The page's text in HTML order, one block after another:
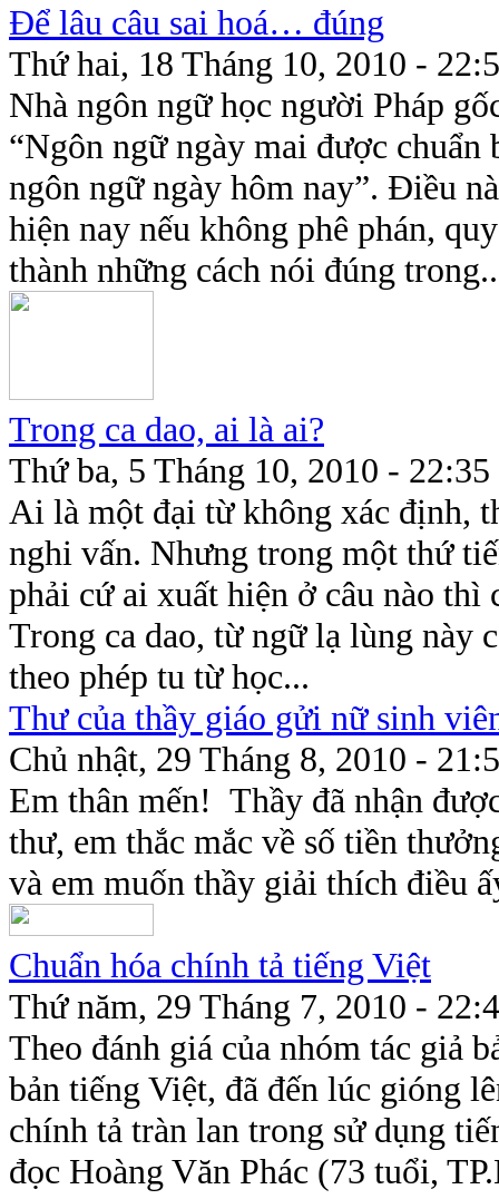
Để lâu câu sai hoá… đúng
Thứ hai, 18 Tháng 10, 2010 -
Nhà ngôn ngữ học người Pháp
“Ngôn ngữ ngày mai được
ngôn ngữ ngày hôm nay”. Điều
hiện nay nếu không phê phán,
thành những cách nói đúng
Trong ca dao, ai là ai?
Thứ ba, 5 Tháng 10, 2010 - 22:35
Ai là một đại từ không xác định,
nghi vấn. Nhưng trong một thứ
phải cứ ai xuất hiện ở câu nào thì
Trong ca dao, từ ngữ lạ lùng này
theo phép tu từ học...
Thư của thầy giáo gửi nữ sinh
Chủ nhật, 29 Tháng 8, 2010 -
Em thân mến! Thầy đã nhận
thư, em thắc mắc về số tiền
và em muốn thầy giải thích điều
Chuẩn hóa chính tả tiếng Việt
Thứ năm, 29 Tháng 7, 2010 -
Theo đánh giá của nhóm tác giả
bản tiếng Việt, đã đến lúc gióng
chính tả tràn lan trong sử dụng
đọc Hoàng Văn Phác (73 tuổi,